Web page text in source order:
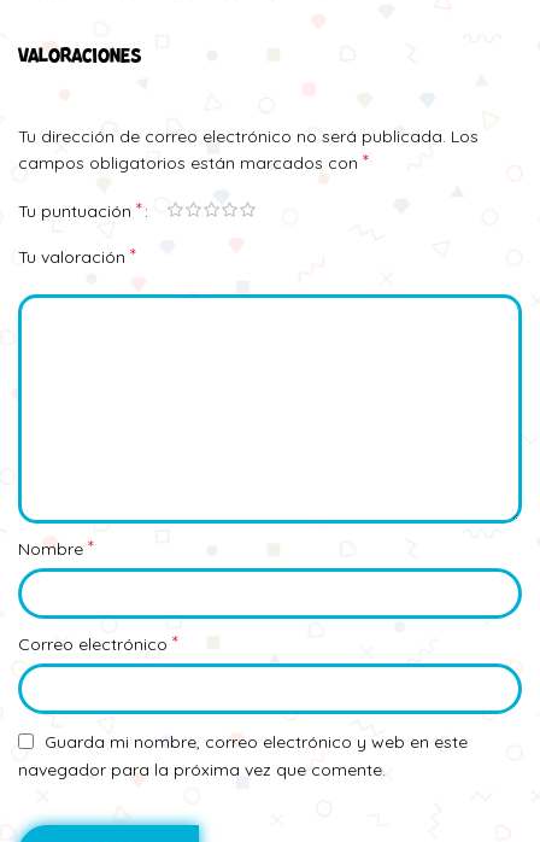
VALORACIONES
Tu dirección de correo electrónico no será publicada. Los
campos obligatorios están marcados con *
Tu puntuación *
Tu valoración *
Nombre *
Correo electrónico *
Guarda mi nombre, correo electrónico y web en este
navegador para la próxima vez que comente.